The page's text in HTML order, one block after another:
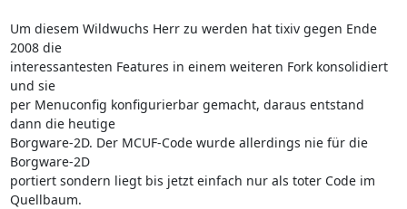
Um diesem Wildwuchs Herr zu werden hat tixiv gegen Ende
2008 die
interessantesten Features in einem weiteren Fork konsolidiert
und sie
per Menuconfig konfigurierbar gemacht, daraus entstand
dann die heutige
Borgware-2D. Der MCUF-Code wurde allerdings nie für die
Borgware-2D
portiert sondern liegt bis jetzt einfach nur als toter Code im
Quellbaum.